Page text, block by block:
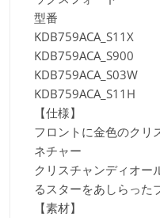
型番
KDB759ACA_S11X
KDB759ACA_S900
KDB759ACA_S03W
KDB759ACA_S11H
【仕様】
フロントに金色のクリ
ネチャー
クリスチャンディオー
るスターをあしらった
【素材】